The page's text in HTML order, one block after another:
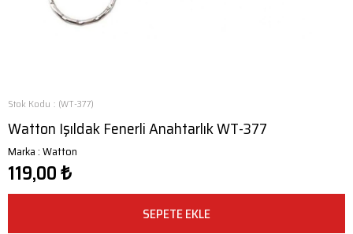
Stok Kodu (WT-377)
Watton Işıldak Fenerli Anahtarlık WT-377
Marka:Watton
119,00 ₺